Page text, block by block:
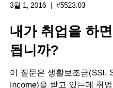
3월 1, 2016 #5523.03
내가 취업을 하
됩니까?
이 질문은 생활보조금(SSI,
Income)을 받고 있는데 취